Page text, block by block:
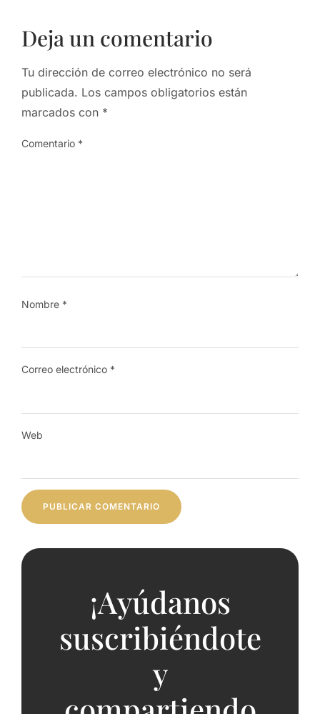
Deja un comentario
Tu dirección de correo electrónico no será
publicada. Los campos obligatorios están
marcados con *
Comentario *
Nombre *
Correo electrónico *
Web
¡Ayúdanos
suscribiéndote
y